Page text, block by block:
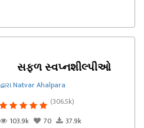
સફળ સ્વપ્નશીલ્પીઓ
દ્વારા Natvar Ahalpara
(306.5k)
103.9k
70 37.9k